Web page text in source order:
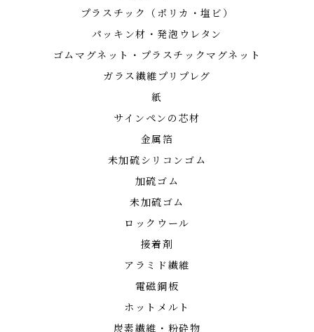
プラスチック（ポリカ・塩ビ）
パッキン材・発泡ウレタン
ゴムマグネット・プラスチックマグネット
ガラス繊維プリプレグ
紙
サインペンの芯材
金属箔
未加硫シリコンゴム
加硫ゴム
未加硫ゴム
ロックウール
接着剤
アラミド繊維
電磁鋼板
ホットメルト
炭素繊維・粉砕物